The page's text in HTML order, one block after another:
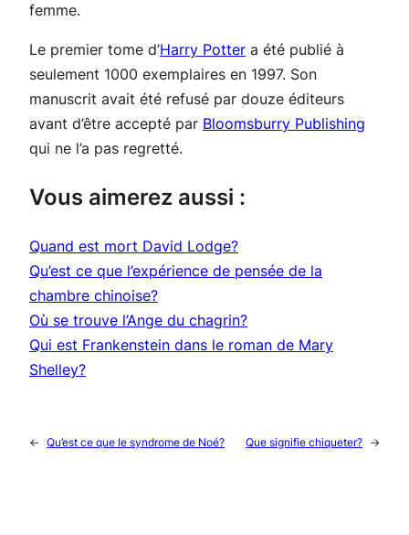
femme.
Le premier tome d’Harry Potter a été publié à
seulement 1000 exemplaires en 1997. Son
manuscrit avait été refusé par douze éditeurs
avant d’être accepté par Bloomsburry Publishing
qui ne l’a pas regretté.
Vous aimerez aussi :
Quand est mort David Lodge?
Qu’est ce que l’expérience de pensée de la
chambre chinoise?
Où se trouve l’Ange du chagrin?
Qui est Frankenstein dans le roman de Mary
Shelley?
← Qu’est ce que le syndrome de Noé? Que signifie chiqueter? →